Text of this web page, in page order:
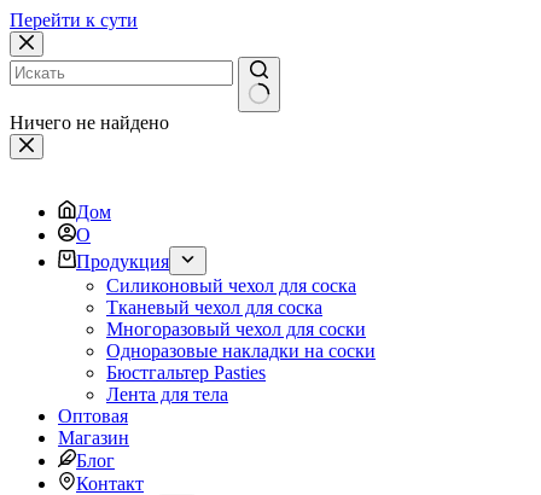
Перейти к сути
Ничего не найдено
Дом
О
Продукция
Силиконовый чехол для соска
Тканевый чехол для соска
Многоразовый чехол для соски
Одноразовые накладки на соски
Бюстгальтер Pasties
Лента для тела
Оптовая
Магазин
Блог
Контакт